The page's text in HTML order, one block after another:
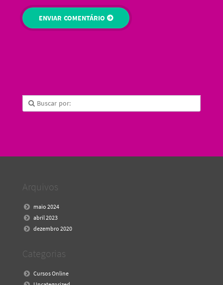
Arquivos
maio 2024
abril 2023
dezembro 2020
Categorias
Cursos Online